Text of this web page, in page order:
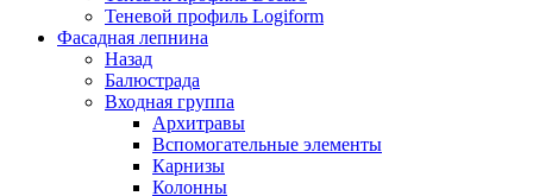
Теневой профиль Logiform
Фасадная лепнина
Назад
Балюстрада
Входная группа
Архитравы
Вспомогательные элементы
Карнизы
Колонны